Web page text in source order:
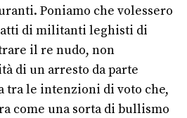
Poniamo che volessero
di militanti leghisti di
il re nudo, non
di un arresto da parte
tra le intenzioni di voto che,
come una sorta di bullismo